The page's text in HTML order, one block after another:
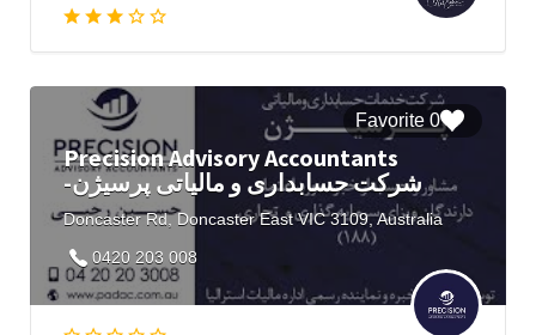
0 Favorite
Precision Advisory Accountants
-شركت حسابداری و مالياتی پرسیژن
Doncaster Rd, Doncaster East VIC 3109, Australia
0420 203 008